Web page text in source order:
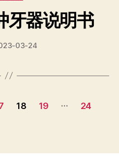
牙器说明书
03-24
18 19 …
24